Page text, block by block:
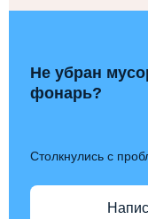
Не убран
фонарь?
Столкнулись с